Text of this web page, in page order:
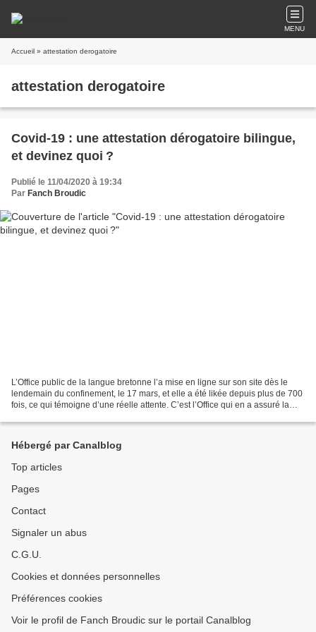
MENU
Accueil » attestation derogatoire
attestation derogatoire
Covid-19 : une attestation dérogatoire bilingue,
et devinez quoi ?
Publié le 11/04/2020 à 19:34
Par Fanch Broudic
L’Office public de la langue bretonne l’a mise en ligne sur son site dès le
lendemain du confinement, le 17 mars, et elle a été likée depuis plus de 700
fois, ce qui témoigne d’une réelle attente. C’est l’Office qui en a assuré la
Hébergé par Canalblog
Top articles
Pages
Contact
Signaler un abus
C.G.U.
Cookies et données personnelles
Préférences cookies
Voir le profil de Fanch Broudic sur le portail Canalblog